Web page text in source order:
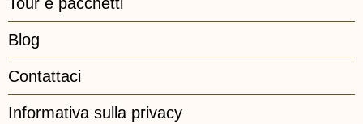
Blog
Contattaci
Informativa sulla privacy